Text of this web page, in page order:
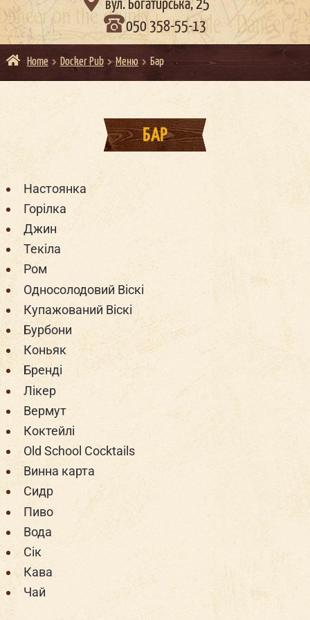
вул. Богатирська, 25
050 358-55-13
Home Docker Pub Меню Бар
БАР
Настоянка
Горілка
Джин
Текіла
Ром
Односолодовий Віскі
Купажований Віскі
Бурбони
Коньяк
Бренді
Лікер
Вермут
Коктейлі
Old School Cocktails
Винна карта
Сидр
Пиво
Вода
Сік
Кава
Чай